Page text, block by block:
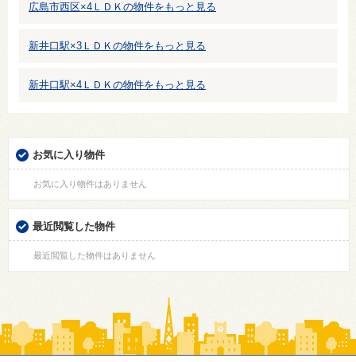
広島市西区×4ＬＤＫの物件をもっと見る
新井口駅×3ＬＤＫの物件をもっと見る
新井口駅×4ＬＤＫの物件をもっと見る
お気に入り物件
お気に入り物件はありません
最近閲覧した物件
最近閲覧した物件はありません